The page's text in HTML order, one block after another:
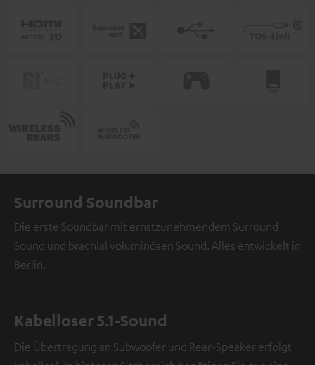
Surround Soundbar
Die erste Soundbar mit ernstzunehmendem Surround
Sound und brachial voluminösen Sound. Alles entwickelt in
Berlin.
Kabelloser 5.1-Sound
Die Übertragung an Subwoofer und Rear-Speaker erfolgt